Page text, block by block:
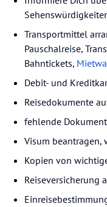
Transportmittel
Pauschalreise,
Bahntickets,
Debit- und
Reisedokumente
fehlende
Visum beantragen,
Kopien von
Reiseversicherung